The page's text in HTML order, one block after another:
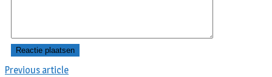
Previous article